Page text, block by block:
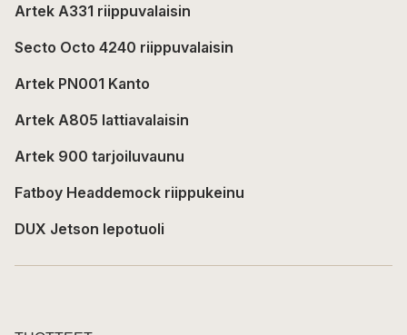
Artek A331 riippuvalaisin
Secto Octo 4240 riippuvalaisin
Artek PN001 Kanto
Artek A805 lattiavalaisin
Artek 900 tarjoiluvaunu
Fatboy Headdemock riippukeinu
DUX Jetson lepotuoli